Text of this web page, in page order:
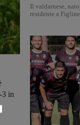
3 in
Il valdarnese,
residente a